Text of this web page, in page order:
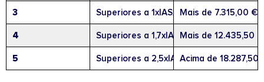
3 Superiores a 1xIASx14 e iguais ou
Mais de 7.315,00 €
4 Superiores a 1,7xIASx14 e iguais ou
Mais de 12.435,50
5 Superiores a 2,5xIASx14Acima de 18.287,50